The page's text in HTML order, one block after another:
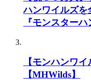
ハンワイルズを
『モンスター
【モンハンワ
【MHWilds】